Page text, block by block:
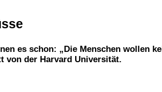
es schon: „Die Menschen wollen
von der Harvard Universität.